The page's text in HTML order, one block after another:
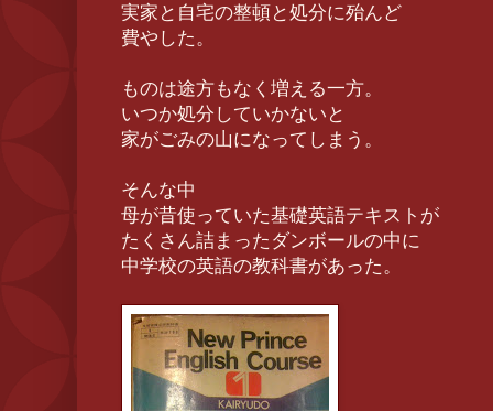
実家と自宅の整頓と処分に殆んど
費やした。
ものは途方もなく増える一方。
いつか処分していかないと
家がごみの山になってしまう。
そんな中
母が昔使っていた基礎英語テキストが
たくさん詰まったダンボールの中に
中学校の英語の教科書があった。